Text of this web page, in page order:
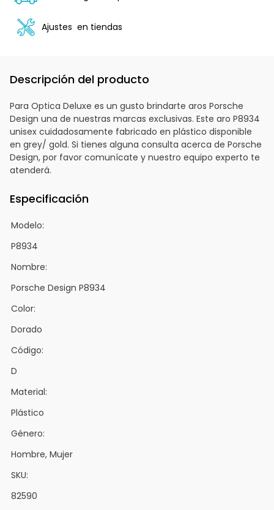
Ajustes en tiendas
Descripción del producto
Para Optica Deluxe es un gusto brindarte aros Porsche
Design una de nuestras marcas exclusivas. Este aro P8934
unisex cuidadosamente fabricado en plástico disponible
en grey/ gold. Si tienes alguna consulta acerca de Porsche
Design, por favor comunícate y nuestro equipo experto te
atenderá.
Especificación
Modelo:
P8934
Nombre:
Porsche Design P8934
Color:
Dorado
Código:
D
Material:
Plástico
Género:
Hombre, Mujer
SKU:
82590